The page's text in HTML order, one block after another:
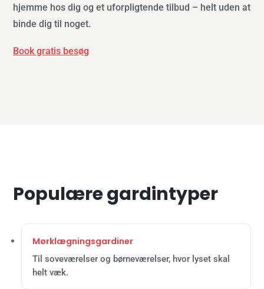
hjemme hos dig og et uforpligtende tilbud – helt uden at
binde dig til noget.
Book gratis besøg
Populære gardintyper
Mørklægningsgardiner
Til soveværelser og børneværelser, hvor lyset skal
helt væk.